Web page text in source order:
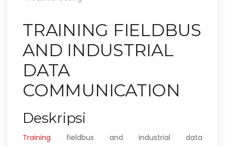
TRAINING FIELDBUS
AND INDUSTRIAL
DATA
COMMUNICATION
Deskripsi
Training fieldbus and industrial data